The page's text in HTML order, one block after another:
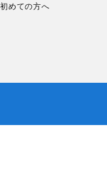
初めての方へ